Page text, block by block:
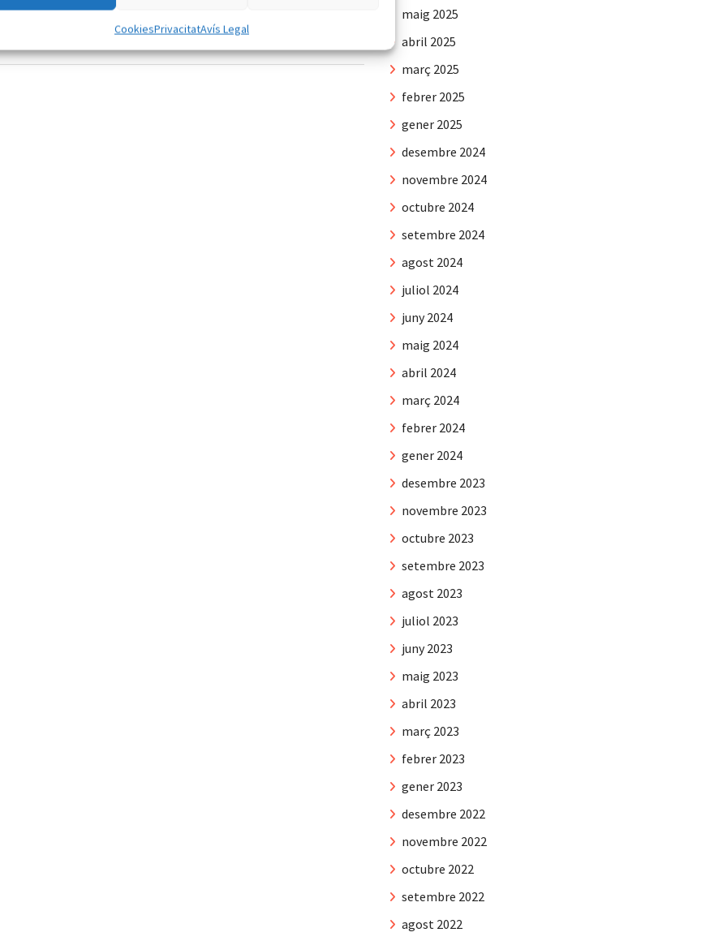
CookiesPrivacitatAvís Legal
maig 2025
abril 2025
març 2025
febrer 2025
gener 2025
desembre 2024
novembre 2024
octubre 2024
setembre 2024
agost 2024
juliol 2024
juny 2024
maig 2024
abril 2024
març 2024
febrer 2024
gener 2024
desembre 2023
novembre 2023
octubre 2023
setembre 2023
agost 2023
juliol 2023
juny 2023
maig 2023
abril 2023
març 2023
febrer 2023
gener 2023
desembre 2022
novembre 2022
octubre 2022
setembre 2022
agost 2022